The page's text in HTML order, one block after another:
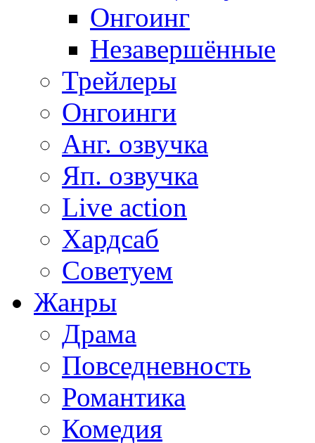
Онгоинг
Незавершённые
Трейлеры
Онгоинги
Анг. озвучка
Яп. озвучка
Live action
Хардсаб
Советуем
Жанры
Драма
Повседневность
Романтика
Комедия